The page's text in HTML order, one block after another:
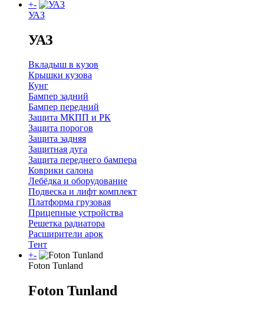
+-
УАЗ
УАЗ
Вкладыш в кузов
Крышки кузова
Кунг
Бампер задний
Бампер передний
Защита МКПП и РК
Защита порогов
Защита задняя
Защитная дуга
Защита переднего бампера
Коврики салона
Лебёдка и оборудование
Подвеска и лифт комплект
Платформа грузовая
Прицепные устройства
Решетка радиатора
Расширители арок
Тент
+-
Foton Tunland
Foton Tunland